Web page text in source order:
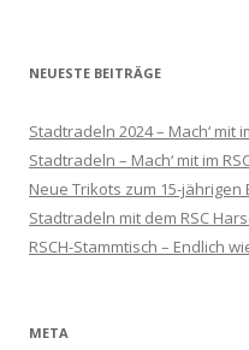
NEUESTE BEITRÄGE
Stadtradeln 2024 – Mach‘ mit
Stadtradeln – Mach‘ mit im
Neue Trikots zum 15-jährigen
Stadtradeln mit dem RSC
RSCH-Stammtisch – Endlich
META